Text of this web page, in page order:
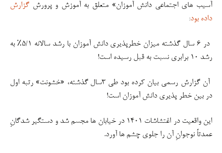
آسیب های اجتماعی دانش آموزان» متعلق به آموزش و پرورش گزارش
داده بود:
در ۶ سال گذشته میزان خطرپذیری دانش آموزان با رشد سالانه ۵/۱٪ به
رشد ۱۰ برابری نسبت به قبل رسیده است!
آن گزارش رسمی بیان کرده بود طی ۳سال گذشته، «خشونت» رتبه اول
در بین خطر پذیری دانش آموزان است!
این واقعیت در اغتشاشات ۱۴۰۱ در خیابان ها مجسم شد و دستگیر شدگانِ
عمدتاً نوجوانِ آن را جلوی چشم ها آورد.